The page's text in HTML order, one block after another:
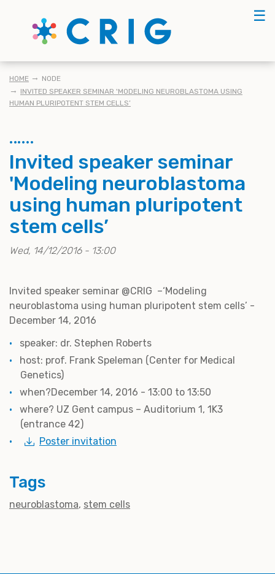
☰
KRUIMELPAD
HOME
NODE
INVITED SPEAKER SEMINAR 'MODELING NEUROBLASTOMA USING
HUMAN PLURIPOTENT STEM CELLS’
Invited speaker seminar
'Modeling neuroblastoma
using human pluripotent
stem cells’
Wed, 14/12/2016 - 13:00
Invited speaker seminar @CRIG –‘Modeling
neuroblastoma using human pluripotent stem cells’ -
December 14, 2016
speaker: dr. Stephen Roberts
host: prof. Frank Speleman (Center for Medical
Genetics)
when?December 14, 2016 - 13:00 to 13:50
where? UZ Gent campus – Auditorium 1, 1K3
(entrance 42)
Poster invitation
Tags
neuroblastoma stem cells